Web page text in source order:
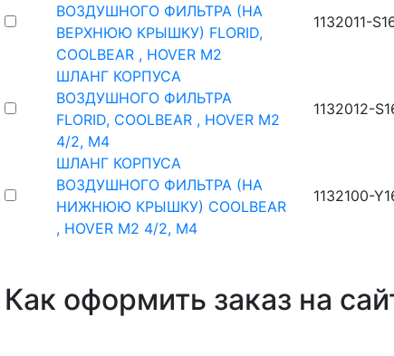
ВОЗДУШНОГО ФИЛЬТРА (НА
ВЕРХНЮЮ КРЫШКУ) FLORID,
COOLBEAR , HOVER M2
1132011-
ШЛАНГ КОРПУСА
ВОЗДУШНОГО ФИЛЬТРА
FLORID, COOLBEAR , HOVER M2
4/2, M4
1132012-
ШЛАНГ КОРПУСА
ВОЗДУШНОГО ФИЛЬТРА (НА
НИЖНЮЮ КРЫШКУ) COOLBEAR
, HOVER M2 4/2, M4
1132100-
Как оформить заказ на